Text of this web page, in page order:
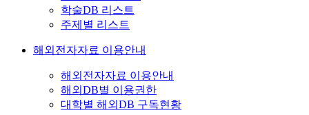
학술DB 리스트
주제별 리스트
해외전자자료 이용안내
해외전자자료 이용안내
해외DB별 이용권한
대학별 해외DB 구독현황